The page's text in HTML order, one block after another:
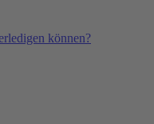
können?